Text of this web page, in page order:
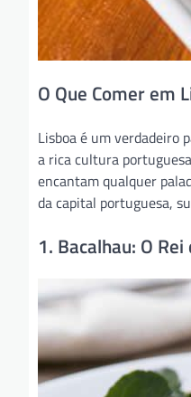
O Que Comer em
Lisboa é um verdadeiro
a rica cultura
encantam qualquer
da capital portuguesa,
1. Bacalhau: O